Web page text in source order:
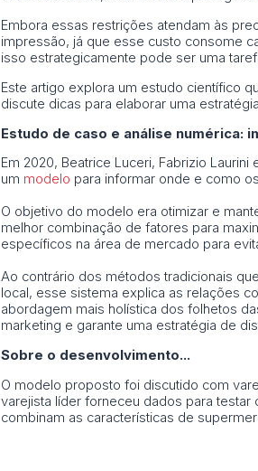
Embora essas restrições atendam às
impressão, já que esse custo consome
isso estrategicamente pode ser uma
Este artigo explora um estudo científico
discute dicas para elaborar uma
Estudo de caso e análise numérica:
Em 2020, Beatrice Luceri, Fabrizio
um modelo para informar onde e como
O objetivo do modelo era otimizar e
melhor combinação de fatores para
específicos na área de mercado para
Ao contrário dos métodos tradicionais
local, esse sistema explica as relações
abordagem mais holística dos folhetos
marketing e garante uma estratégia de
Sobre o desenvolvimento...
O modelo proposto foi discutido com
varejista líder forneceu dados para
combinam as características de